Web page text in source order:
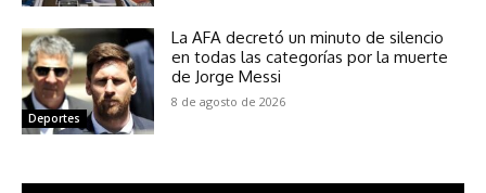
Deportes
La AFA decretó un minuto de silencio
en todas las categorías por la muerte
de Jorge Messi
8 de agosto de 2026